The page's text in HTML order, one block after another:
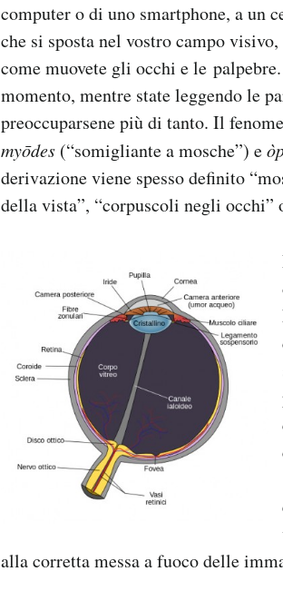
computer o di uno smartphone, a un
che si sposta nel vostro campo
come muovete gli occhi e le
momento, mentre state leggendo le
preoccuparsene più di tanto. Il
myōdes (“somigliante a mosche”) e
derivazione viene spesso definito
della vista”, “corpuscoli negli occhi”
alla corretta messa a fuoco delle